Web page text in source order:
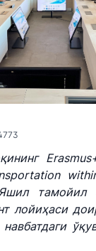
тамойил
лойиҳаси